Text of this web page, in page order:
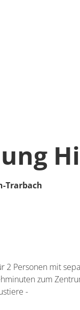
Trarbach
2 Personen mit
zum
-